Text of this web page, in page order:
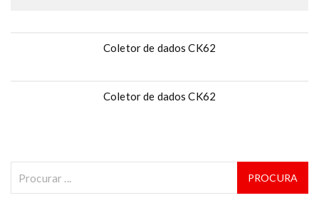
Coletor de dados CK62
Coletor de dados CK62